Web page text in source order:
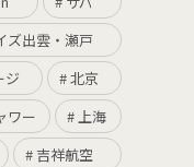
出雲・瀬戸
ジ
北京
ワー
上海
吉祥航空